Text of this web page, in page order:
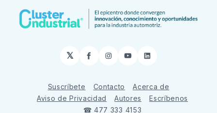
𝕏 Facebook
Instagram
YouTubeLinkedIn
Suscríbete Contacto
Acerca de
Aviso de Privacidad
Autores
Escríbenos
☎ 477 333 4153